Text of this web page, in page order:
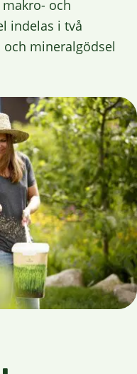
och
indelas i två
mineralgödsel